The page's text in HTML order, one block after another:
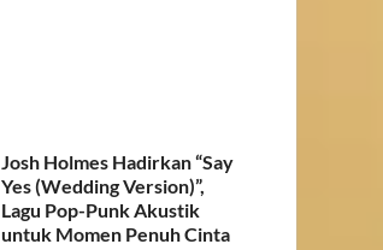
Josh Holmes Hadirkan “Say
Yes (Wedding Version)”,
Lagu Pop-Punk Akustik
untuk Momen Penuh Cinta